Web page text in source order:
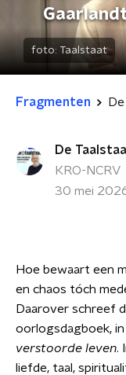
foto: Taalstaat
Fragmenten
De
KRO-NCRV
30 mei
Hoe bewaart een
en chaos tóch
Daarover schreef
oorlogsdagboek,
verstoorde leven.
liefde, taal,